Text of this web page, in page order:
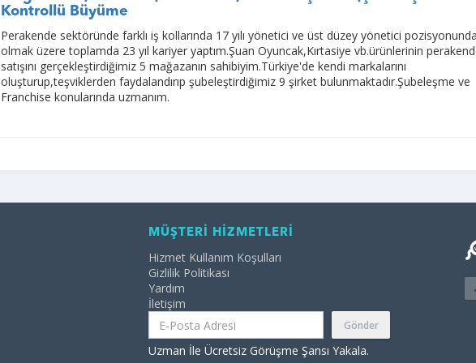
Kontrollü Büyüme
Perakende sektöründe farklı iş kollarında 17 yılı yönetici ve üst düzey yönetici
olmak üzere toplamda 23 yıl kariyer yaptım.Şuan Oyuncak,Kırtasiye vb.ürünlerinin
satışını gerçekleştirdiğimiz 5 mağazanın sahibiyim.Türkiye'de kendi markalarını
oluşturup,teşviklerden faydalandırıp şubeleştirdiğimiz 9 şirket bulunmaktadır.Şubeleşme ve
Franchise konularında uzmanım.
MÜŞTERİ HİZMETLERİ
Hizmet Kullanım Koşulları
Gizlilik Politikası
Yardım
İletişim
Gönder
Uzman İle Ücretsiz Görüşme Şansı Yakala.